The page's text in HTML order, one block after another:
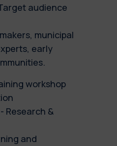
audience
municipal
early
workshop
Research &
and